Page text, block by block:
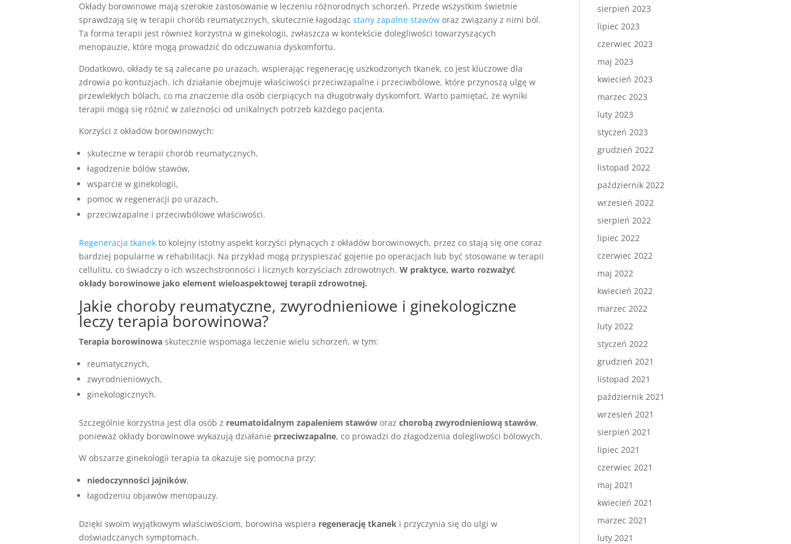
Okłady borowinowe mają szerokie zastosowanie w leczeniu różnorodnych schorzeń. Przede wszystkim świetnie
sprawdzają się w terapii chorób reumatycznych, skutecznie łagodzącstany zapalne stawów oraz związany z nimi ból.
Ta forma terapii jest również korzystna w ginekologii, zwłaszcza w kontekście dolegliwości towarzyszących
menopauzie, które mogą prowadzić do odczuwania dyskomfortu.
Dodatkowo, okłady te są zalecane po urazach, wspierając regenerację uszkodzonych tkanek, co jest kluczowe dla
zdrowia po kontuzjach. Ich działanie obejmuje właściwości przeciwzapalne i przeciwbólowe, które przynoszą ulgę w
przewlekłych bólach, co ma znaczenie dla osób cierpiących na długotrwały dyskomfort. Warto pamiętać, że wyniki
terapii mogą się różnić w zależności od unikalnych potrzeb każdego pacjenta.
Korzyści z okładów borowinowych:
skuteczne w terapii chorób reumatycznych,
łagodzenie bólów stawów,
wsparcie w ginekologii,
pomoc w regeneracji po urazach,
przeciwzapalne i przeciwbólowe właściwości.
Regeneracja tkanek to kolejny istotny aspekt korzyści płynących z okładów borowinowych, przez co stają się one coraz
bardziej popularne w rehabilitacji. Na przykład mogą przyspieszać gojenie po operacjach lub być stosowane w terapii
cellulitu, co świadczy o ich wszechstronności i licznych korzyściach zdrowotnych.W praktyce, warto rozważyć
okłady borowinowe jako element wieloaspektowej terapii zdrowotnej.
Jakie choroby reumatyczne, zwyrodnieniowe i ginekologiczne
leczy terapia borowinowa?
Terapia borowinowa skutecznie wspomaga leczenie wielu schorzeń, w tym:
reumatycznych,
zwyrodnieniowych,
ginekologicznych.
Szczególnie korzystna jest dla osób z reumatoidalnym zapaleniem stawów orazchorobą zwyrodnieniową stawów,
ponieważ okłady borowinowe wykazują działanie przeciwzapalne, co prowadzi do złagodzenia dolegliwości bólowych.
W obszarze ginekologii terapia ta okazuje się pomocna przy:
niedoczynności jajników,
łagodzeniu objawów menopauzy.
Dzięki swoim wyjątkowym właściwościom, borowina wspiera regenerację tkanek i przyczynia się do ulgi w
doświadczanych symptomach.
sierpień 2023
lipiec 2023
czerwiec 2023
maj 2023
kwiecień 2023
marzec 2023
luty 2023
styczeń 2023
grudzień 2022
listopad 2022
październik 2022
wrzesień 2022
sierpień 2022
lipiec 2022
czerwiec 2022
maj 2022
kwiecień 2022
marzec 2022
luty 2022
styczeń 2022
grudzień 2021
listopad 2021
październik 2021
wrzesień 2021
sierpień 2021
lipiec 2021
czerwiec 2021
maj 2021
kwiecień 2021
marzec 2021
luty 2021